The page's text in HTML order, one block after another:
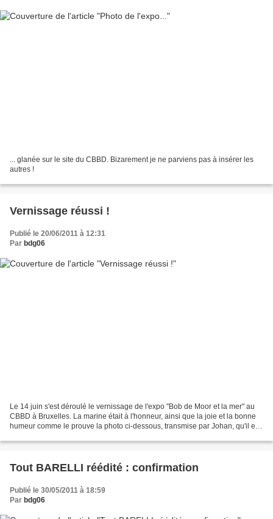
... glanée sur le site du CBBD. Bizarement je ne parviens pas à insérer les
autres !
Vernissage réussi !
Publié le 20/06/2011 à 12:31
Par bdg06
Le 14 juin s'est déroulé le vernissage de l'expo "Bob de Moor et la mer" au
CBBD à Bruxelles. La marine était à l'honneur, ainsi que la joie et la bonne
humeur comme le prouve la photo ci-dessous, transmise par Johan, qu'il en
Tout BARELLI réédité : confirmation
Publié le 30/05/2011 à 18:59
Par bdg06